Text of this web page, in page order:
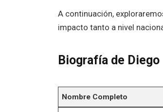
A continuación,
impacto tanto a nivel
Biografía de
Nombre Completo